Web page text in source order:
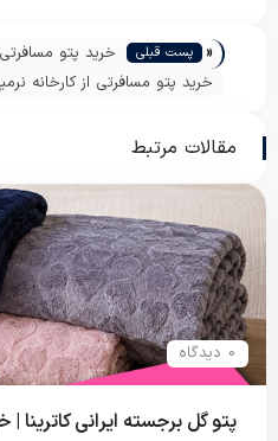
« پست قبلی
خرید پتو
خرید پتو مسافرتی از کارخانه
مقالات مرتبط
0 دیدگاه
پتو گل برجسته ایرانی کاترینا